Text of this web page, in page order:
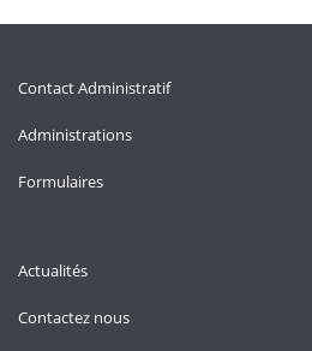
Contact Administratif
Administrations
Formulaires
Actualités
Contactez nous